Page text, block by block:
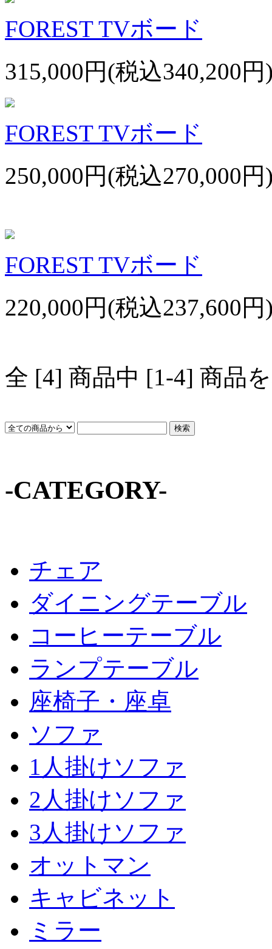
FOREST TVボード
315,000円(税込340,200円
FOREST TVボード
250,000円(税込270,000円
FOREST TVボード
220,000円(税込237,600円
全 [4] 商品中 [1-4] 商品
-CATEGORY-
チェア
ダイニングテーブル
コーヒーテーブル
ランプテーブル
座椅子・座卓
ソファ
1人掛けソファ
2人掛けソファ
3人掛けソファ
オットマン
キャビネット
ミラー